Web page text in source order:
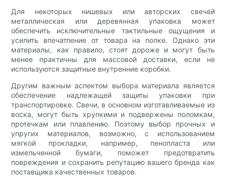
Для некоторых нишевых или авторских свечей
металлическая или деревянная упаковка может
обеспечить исключительные тактильные ощущения и
усилить впечатление от товара на полке. Однако эти
материалы, как правило, стоят дороже и могут быть
менее практичны для массовой доставки, если не
используются защитные внутренние коробки.
Другим важным аспектом выбора материала является
обеспечение надлежащей защиты упаковки при
транспортировке. Свечи, в основном изготавливаемые из
воска, могут быть хрупкими и подвержены поломкам,
протечкам или плавлению. Поэтому выбор прочных и
упругих материалов, возможно, с использованием
мягкой прокладки, например, пенопласта или
измельченной бумаги, поможет предотвратить
повреждения и сохранить репутацию вашего бренда как
поставщика качественных товаров.